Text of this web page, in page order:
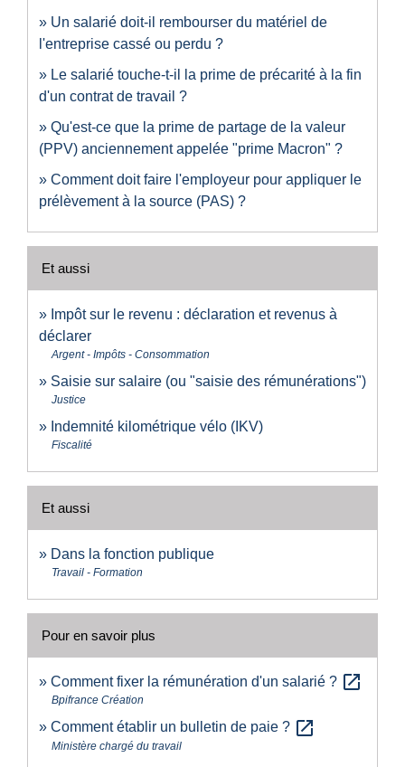
Un salarié doit-il rembourser du matériel de
l'entreprise cassé ou perdu ?
Le salarié touche-t-il la prime de précarité à la fin
d'un contrat de travail ?
Qu'est-ce que la prime de partage de la valeur
(PPV) anciennement appelée "prime Macron" ?
Comment doit faire l'employeur pour appliquer le
prélèvement à la source (PAS) ?
Et aussi
Impôt sur le revenu : déclaration et revenus à
déclarer
Argent - Impôts - Consommation
Saisie sur salaire (ou "saisie des rémunérations")
Justice
Indemnité kilométrique vélo (IKV)
Fiscalité
Et aussi
Dans la fonction publique
Travail - Formation
Pour en savoir plus
Comment fixer la rémunération d'un salarié ? open_in_new
Bpifrance Création
Comment établir un bulletin de paie ? open_in_new
Ministère chargé du travail